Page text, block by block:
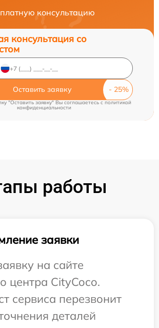
консультацию
консультация со
Оставить заявку
"Оставить заявку" Вы соглашаетесь cполитикой
конфиденциальности
работы
заявки
на сайте
центра CityCoco.
сервиса перезвонит
деталей